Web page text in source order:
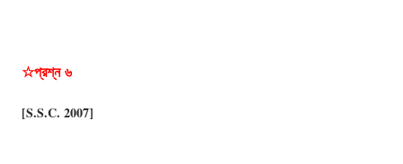
☆প্রশ্ন৬
[S.S.C. 2007]